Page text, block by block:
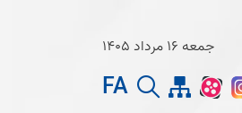
جمعه 16 مرداد 1405
FA